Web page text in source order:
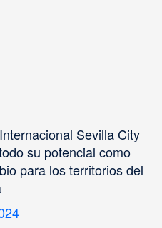
Sevilla City
su potencial como
para los territorios del